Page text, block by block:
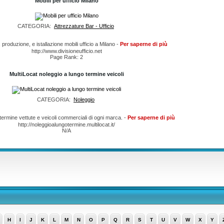
CATEGORIA: Attrezzature Bar - Ufficio
produzione, e istallazione mobili ufficio a Milano - Per saperne di più
http://www.divisioneufficio.net
Page Rank: 2
MultiLocat noleggio a lungo termine veicoli
CATEGORIA: Noleggio
vettute e veicoli commerciali di ogni marca. - Per saperne di più
http://noleggioalungotermine.multilocat.it/
N/A
H I J K L M N O P Q R S T U V W X Y